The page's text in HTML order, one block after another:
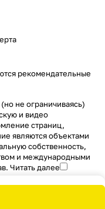
рекомендательные
не ограничиваясь)
и видео
страниц,
являются объектами
собственность,
и международными
Читать далее